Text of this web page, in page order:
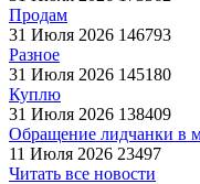
Продам
31 Июля 2026 146793
Разное
31 Июля 2026 145180
Куплю
31 Июля 2026 138409
Обращение лидчанки в
11 Июля 2026 23497
Читать все новости